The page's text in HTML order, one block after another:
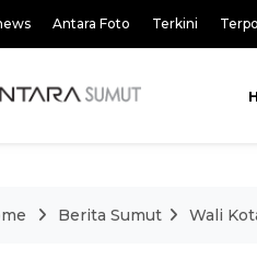
Antara Foto Terkini
Berita Sumut Wali